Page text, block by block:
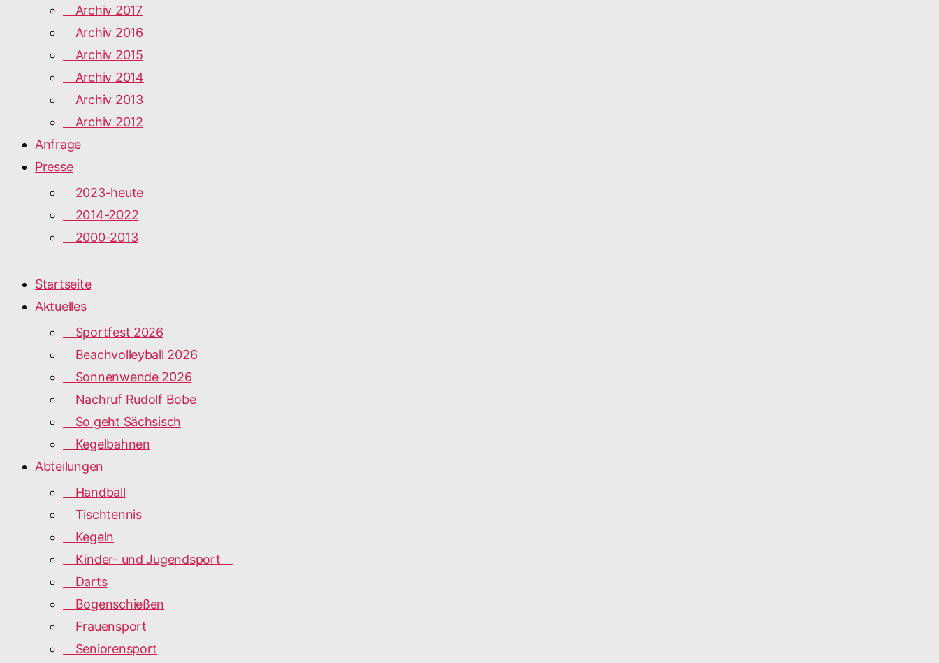
Archiv 2017
Archiv 2016
Archiv 2015
Archiv 2014
Archiv 2013
Archiv 2012
Anfrage
Presse
2023-heute
2014-2022
2000-2013
Startseite
Aktuelles
Sportfest 2026
Beachvolleyball 2026
Sonnenwende 2026
Nachruf Rudolf Bobe
So geht Sächsisch
Kegelbahnen
Abteilungen
Handball
Tischtennis
Kegeln
Kinder- und Jugendsport
Darts
Bogenschießen
Frauensport
Seniorensport